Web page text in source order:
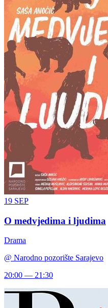
19 SEP
O medvjedima i ljudima
Drama
@ Narodno pozorište Sarajevo
20:00 — 21:30